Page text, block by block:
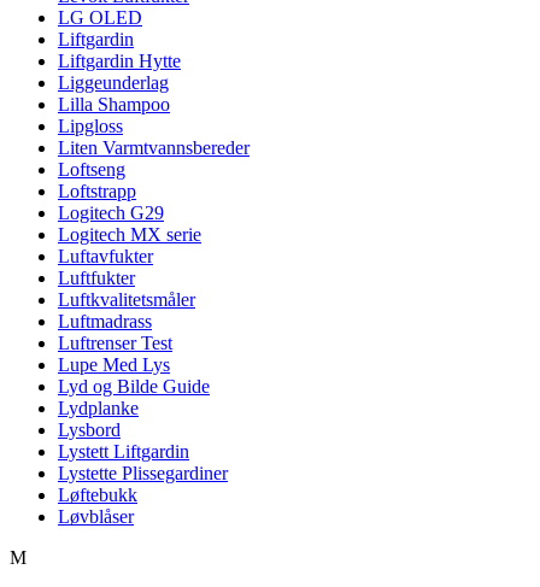
LG OLED
Liftgardin
Liftgardin Hytte
Liggeunderlag
Lilla Shampoo
Lipgloss
Liten Varmtvannsbereder
Loftseng
Loftstrapp
Logitech G29
Logitech MX serie
Luftavfukter
Luftfukter
Luftkvalitetsmåler
Luftmadrass
Luftrenser Test
Lupe Med Lys
Lyd og Bilde Guide
Lydplanke
Lysbord
Lystett Liftgardin
Lystette Plissegardiner
Løftebukk
Løvblåser
M